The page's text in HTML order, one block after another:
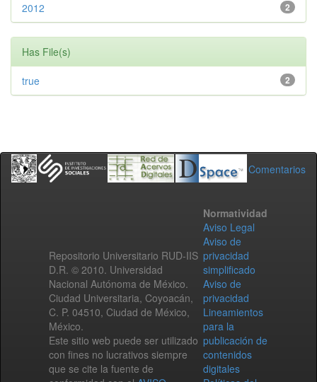
2
2012
Has File(s)
2
true
Comentarios
Repositorio Universitario RUD-IIS
D.R. © 2010. Universidad
Nacional Autónoma de México.
Ciudad Universitaria, Coyoacán,
C. P. 04510, Ciudad de México,
México.
Este sitio web puede ser utilizado
con fines no lucrativos siempre
que se cite la fuente de
Normatividad
Aviso Legal
Aviso de
privacidad
simplificado
Aviso de
privacidad
Lineamientos
para la
publicación de
contenidos
digitales